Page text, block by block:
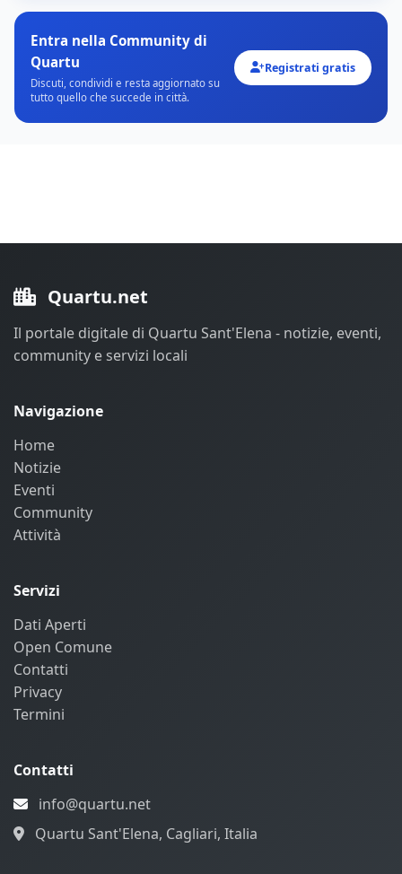
Entra nella Community di
Quartu
Discuti, condividi e resta aggiornato su
tutto quello che succede in città.
Registrati gratis
Quartu.net
Il portale digitale di Quartu Sant'Elena - notizie, eventi,
community e servizi locali
Navigazione
Home
Notizie
Eventi
Community
Attività
Servizi
Dati Aperti
Open Comune
Contatti
Privacy
Termini
Contatti
info@quartu.net
Quartu Sant'Elena, Cagliari, Italia